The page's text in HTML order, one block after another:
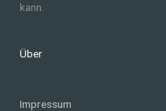
kann.
Über
Impressum